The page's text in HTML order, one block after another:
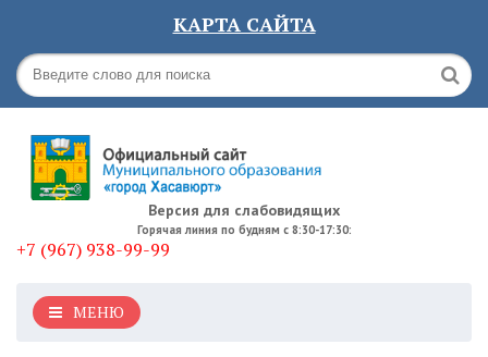
КАРТА САЙТА
Версия для слабовидящих
Горячая линия по будням с 8:30-17:30:
+7 (967) 938-99-99
МЕНЮ